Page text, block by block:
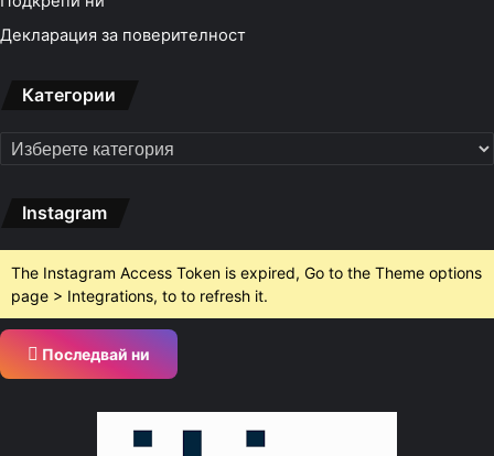
Декларация за поверителност
Категории
Категории
Instagram
The Instagram Access Token is expired, Go to the Theme options
page > Integrations, to to refresh it.
Последвай ни